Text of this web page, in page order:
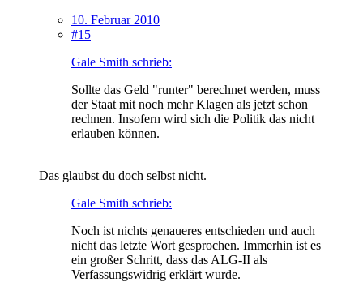
10. Februar 2010
#15
Gale Smith schrieb:
Sollte das Geld "runter" berechnet werden, muss
der Staat mit noch mehr Klagen als jetzt schon
rechnen. Insofern wird sich die Politik das nicht
erlauben können.
Das glaubst du doch selbst nicht.
Gale Smith schrieb:
Noch ist nichts genaueres entschieden und auch
nicht das letzte Wort gesprochen. Immerhin ist es
ein großer Schritt, dass das ALG-II als
Verfassungswidrig erklärt wurde.